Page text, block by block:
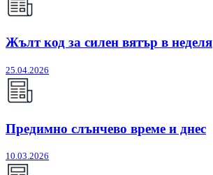
Жълт код за силен вятър в неделя
25.04.2026
Предимно слънчево време и днес
10.03.2026